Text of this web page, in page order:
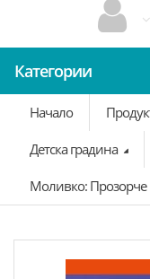
Категории
Начало
Детска градина
Моливко: Прозорче